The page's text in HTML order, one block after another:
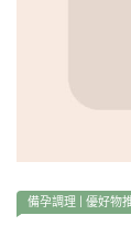
備孕調理 優好物